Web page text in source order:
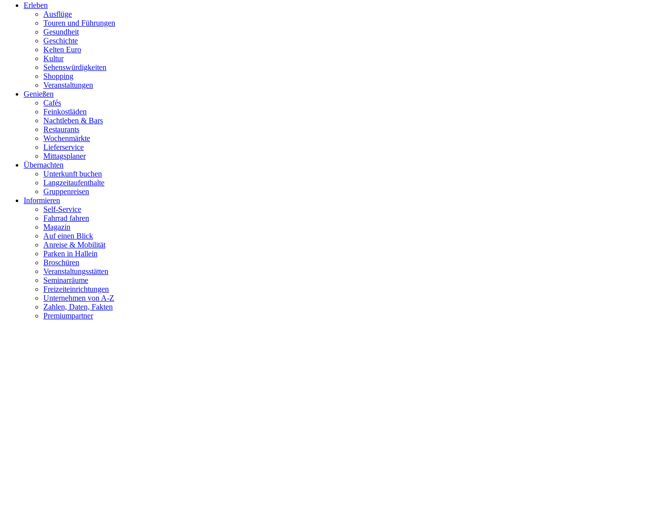
Erleben
Ausflüge
Touren und Führungen
Gesundheit
Geschichte
Kelten Euro
Kultur
Sehenswürdigkeiten
Shopping
Veranstaltungen
Genießen
Cafés
Feinkostläden
Nachtleben & Bars
Restaurants
Wochenmärkte
Lieferservice
Mittagsplaner
Übernachten
Unterkunft buchen
Langzeitaufenthalte
Gruppenreisen
Informieren
Self-Service
Fahrrad fahren
Magazin
Auf einen Blick
Anreise & Mobilität
Parken in Hallein
Broschüren
Veranstaltungsstätten
Seminarräume
Freizeiteinrichtungen
Unternehmen von A-Z
Zahlen, Daten, Fakten
Premiumpartner